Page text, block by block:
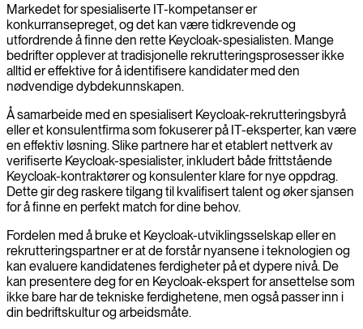
Markedet for spesialiserte IT-kompetanser er
konkurransepreget, og det kan være tidkrevende og
utfordrende å finne den rette Keycloak-spesialisten. Mange
bedrifter opplever at tradisjonelle rekrutteringsprosesser ikke
alltid er effektive for å identifisere kandidater med den
nødvendige dybdekunnskapen.
Å samarbeide med en spesialisert Keycloak-rekrutteringsbyrå
eller et konsulentfirma som fokuserer på IT-eksperter, kan være
en effektiv løsning. Slike partnere har et etablert nettverk av
verifiserte Keycloak-spesialister, inkludert både frittstående
Keycloak-kontraktører og konsulenter klare for nye oppdrag.
Dette gir deg raskere tilgang til kvalifisert talent og øker sjansen
for å finne en perfekt match for dine behov.
Fordelen med å bruke et Keycloak-utviklingsselskap eller en
rekrutteringspartner er at de forstår nyansene i teknologien og
kan evaluere kandidatenes ferdigheter på et dypere nivå. De
kan presentere deg for en Keycloak-ekspert for ansettelse som
ikke bare har de tekniske ferdighetene, men også passer inn i
din bedriftskultur og arbeidsmåte.